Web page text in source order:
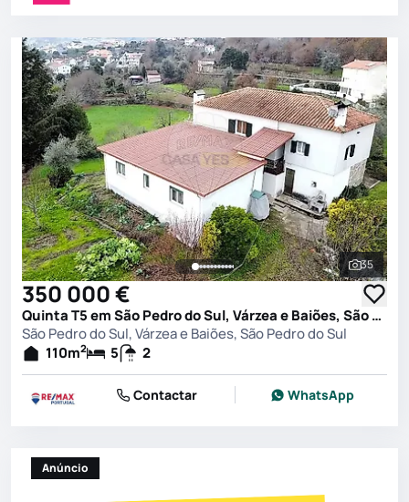
Ver
35
350 000 €
Quinta T5 em São Pedro do Sul, Várzea e Baiões, São Pedro do Sul
São Pedro do Sul, Várzea e Baiões, São Pedro do Sul
110m2 5 2
Contactar WhatsApp
Anúncio